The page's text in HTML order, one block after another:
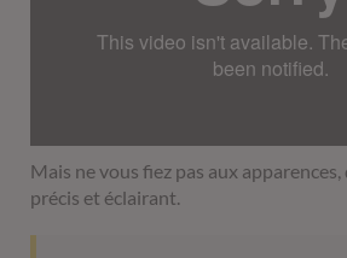
Mais ne vous fiez pas aux
précis et éclairant.